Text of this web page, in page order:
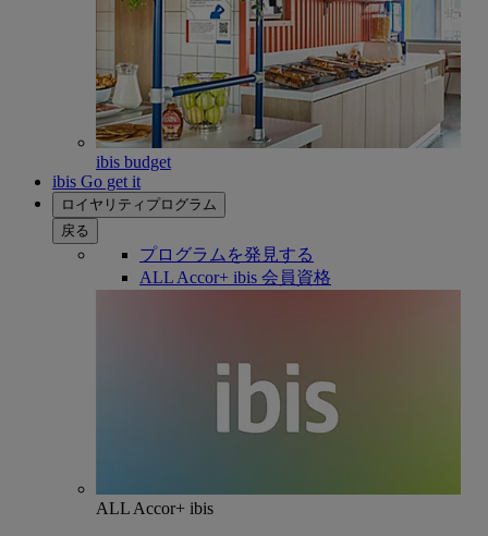
ibis budget
ibis Go get it
ロイヤリティプログラム
戻る
プログラムを発見する
ALL Accor+ ibis 会員資格
ALL Accor+ ibis